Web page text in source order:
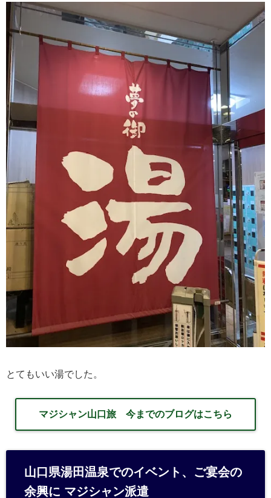
とてもいい湯でした。
マジシャン山口旅 今までのブログはこちら
山口県湯田温泉でのイベント、ご宴会の
余興に マジシャン派遣